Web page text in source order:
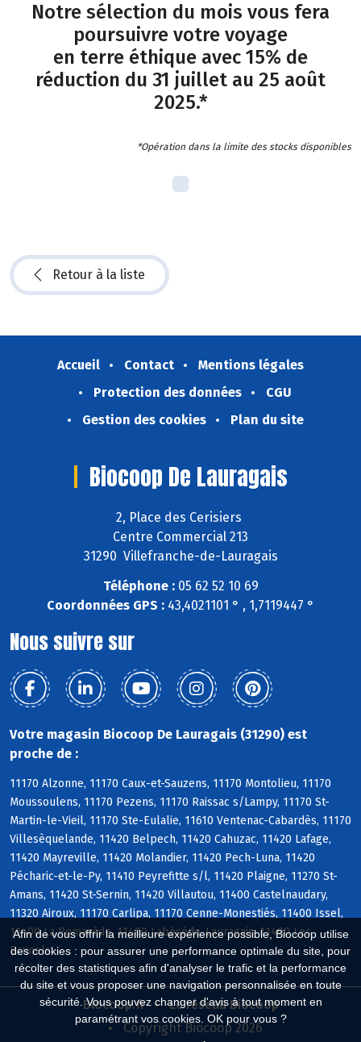
Afin de vous offrir la meilleure expérience possible, Biocoop utilise
des cookies : pour assurer une performance optimale du site, pour
récolter des statistiques afin d'analyser le trafic et la performance
du site et vous proposer une navigation personnalisée en toute
sécurité. Vous pouvez changer d'avis à tout moment en
paramétrant vos cookies. OK pour vous ?
Notre sélection du mois vous fera
poursuivre votre voyage
en terre éthique avec 15% de
réduction du 31 juillet au 25 août
2025.*
*Opération dans la limite des stocks disponibles
Retour à la liste
Accueil Contact
Mentions légales
Protection des données
CGU
Gestion des cookies
Plan du site
Biocoop De Lauragais
2, Place des Cerisiers
Centre Commercial 213
31290 Villefranche-de-Lauragais
Téléphone :05 62 52 10 69
Coordonnées GPS : 43,4021101 ° , 1,7119447 °
Nous suivre sur
Votre magasin Biocoop De Lauragais (31290) est
proche de :
11170 Alzonne, 11170 Caux-et-Sauzens, 11170 Montolieu, 11170
Moussoulens, 11170 Pezens, 11170 Raissac s/Lampy, 11170 St-
Martin-le-Vieil, 11170 Ste-Eulalie, 11610 Ventenac-Cabardès, 11170
Villesèquelande, 11420 Belpech, 11420 Cahuzac, 11420 Lafage,
11420 Mayreville, 11420 Molandier, 11420 Pech-Luna, 11420
Pécharic-et-le-Py, 11410 Peyrefitte s/l, 11420 Plaigne, 11270 St-
Amans, 11420 St-Sernin, 11420 Villautou, 11400 Castelnaudary,
11320 Airoux, 11170 Carlipa, 11170 Cenne-Monestiés, 11400 Issel,
11400 La Pomarède, 11400 Labécède-Lauragais, 11400 Les
Brunels
Biocoop.fr
Le réseau Biocoop
Copyright Biocoop 2026